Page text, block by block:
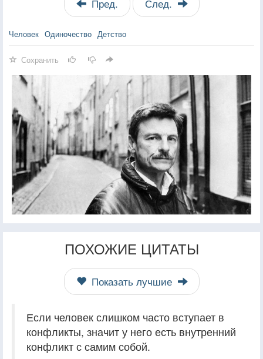
Пред. След.
Человек Одиночество Детство
Сохранить
ПОХОЖИЕ ЦИТАТЫ
Показать лучшие
Если человек слишком часто вступает в
конфликты, значит у него есть внутренний
конфликт с самим собой.